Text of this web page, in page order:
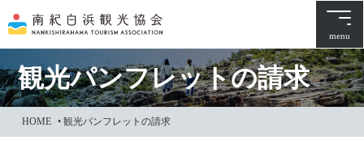
文
に
ス
キ
ッ
menu
観光パンフレットの請求
HOME •観光パンフレットの請求